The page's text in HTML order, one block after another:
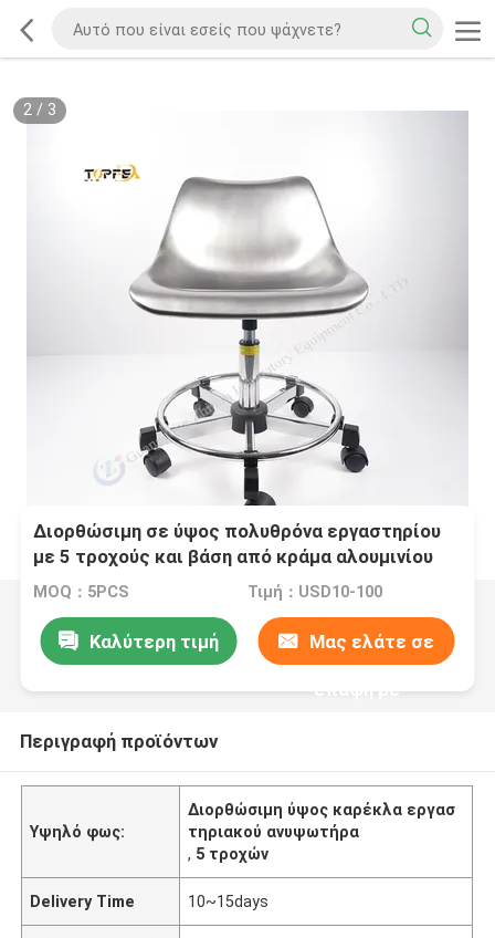
2/ 3
Διορθώσιμη σε ύψος πολυθρόνα εργαστηρίου
με 5 τροχούς και βάση από κράμα αλουμινίου
350 mm
MOQ：5PCS Τιμή：USD10-100
Καλύτερη τιμή Μας ελάτε σε
επαφή με
Περιγραφή προϊόντων
Υψηλό φως:
Διορθώσιμη ύψος καρέκλα εργασ
τηριακού ανυψωτήρα
, 5 τροχών
Delivery Time 10~15days